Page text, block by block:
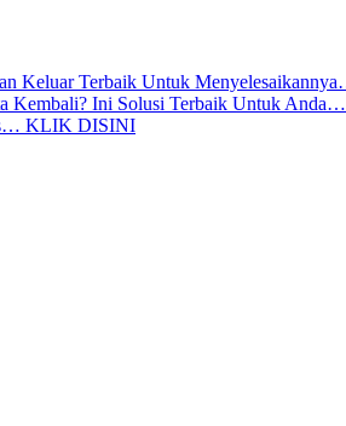
Keluar Terbaik Untuk
Kembali? Ini Solusi Terbaik Untuk
KLIK DISINI